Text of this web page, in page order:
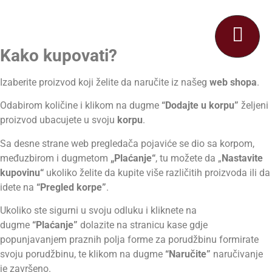
Kako kupovati?
Izaberite proizvod koji želite da naručite iz našeg web shopa.
Odabirom količine i klikom na dugme “Dodajte u korpu” željeni
proizvod ubacujete u svoju korpu.
Sa desne strane web pregledača pojaviće se dio sa korpom,
međuzbirom i dugmetom „Plaćanje“, tu možete da „Nastavite
kupovinu“ ukoliko želite da kupite više različitih proizvoda ili da
idete na “Pregled korpe”.
Ukoliko ste sigurni u svoju odluku i kliknete na
dugme “Plaćanje” dolazite na stranicu kase gdje
popunjavanjem praznih polja forme za porudžbinu formirate
svoju porudžbinu, te klikom na dugme “Naručite” naručivanje
je završeno.